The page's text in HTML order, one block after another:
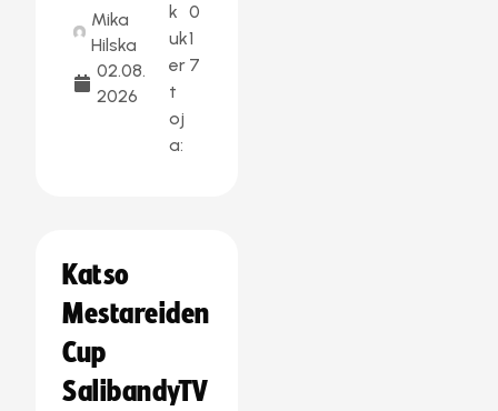
Mika
Hilska
02.08.
2026
k
uk
er
t
oj
a:
0
1
7
Katso
Mestareiden
Cup
SalibandyTV